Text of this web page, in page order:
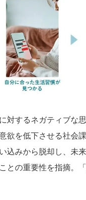
するネガティブな
欲を低下させる社会
込みから脱却し、未
との重要性を指摘。